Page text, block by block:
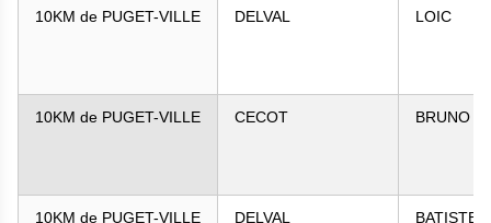
10KM de PUGET-VILLE DELVAL LOIC
10KM de PUGET-VILLE CECOT BRUNO
10KM de PUGET-VILLE DELVAL BATISTE